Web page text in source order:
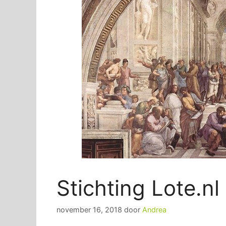
Stichting Lote.nl
november 16, 2018 door Andrea